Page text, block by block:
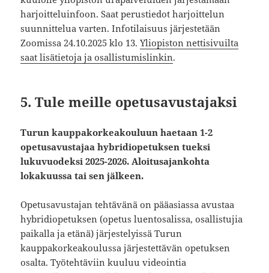
harjoitteluinfoon. Saat perustiedot harjoittelun
suunnittelua varten. Infotilaisuus järjestetään
Zoomissa 24.10.2025 klo 13.Yliopiston nettisivuilta
saat lisätietoja ja osallistumislinkin.
5. Tule meille opetusavustajaksi
Turun kauppakorkeakouluun haetaan 1-2
opetusavustajaa hybridiopetuksen tueksi
lukuvuodeksi 2025-2026. Aloitusajankohta
lokakuussa tai sen jälkeen.
Opetusavustajan tehtävänä on pääasiassa avustaa
hybridiopetuksen (opetus luentosalissa, osallistujia
paikalla ja etänä) järjestelyissä Turun
kauppakorkeakoulussa järjestettävän opetuksen
osalta. Työtehtäviin kuuluu videointia